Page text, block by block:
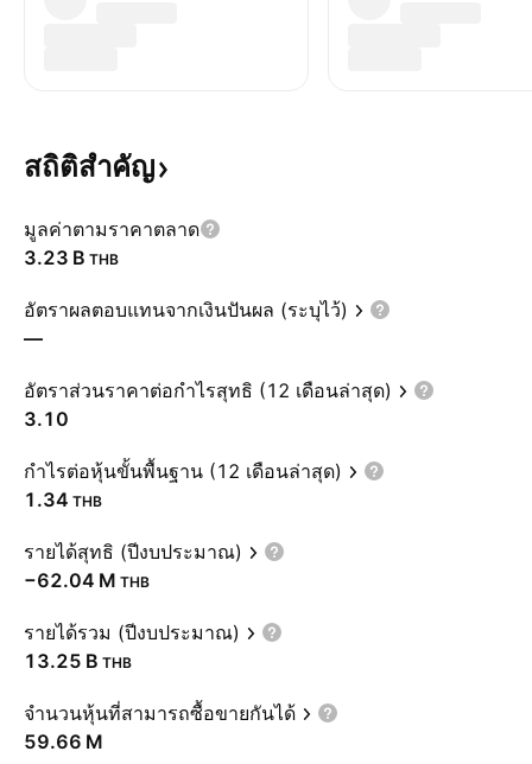
สถิติสำคัญ
มูลค่าตามราคาตลาด
‪3.23 B‬ THB
อัตราผลตอบแทนจากเงินปันผล (ระบุไว้)
—
อัตราส่วนราคาต่อกำไรสุทธิ (12 เดือนล่าสุด)
3.10
กำไรต่อหุ้นขั้นพื้นฐาน (12 เดือนล่าสุด)
1.34 THB
รายได้สุทธิ (ปีงบประมาณ)
‪−62.04 M‬ THB
รายได้รวม (ปีงบประมาณ)
‪13.25 B‬ THB
จำนวนหุ้นที่สามารถซื้อขายกันได้
‪59.66 M‬